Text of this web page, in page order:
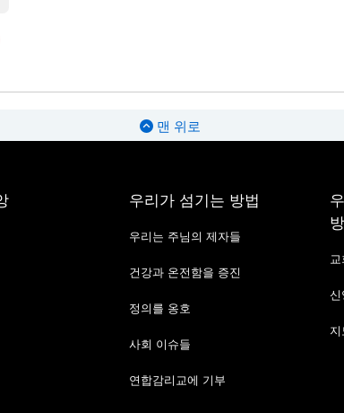
맨 위로
우리가 섬기는 방법
우리는 주님의 제자들
건강과 온전함을 증진
정의를 옹호
사회 이슈들
연합감리교에 기부
신